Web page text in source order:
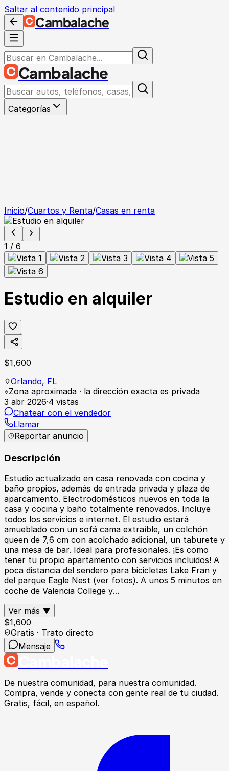
Saltar al contenido principal
Cambalache
Cambalache
Categorías
Inicio/Cuartos y Renta/Casas en renta
1 / 6
Estudio en alquiler
$1,600
Orlando, FL
Zona aproximada · la dirección exacta es privada
3 abr 2026·4 vistas
Chatear con el vendedor
Llamar
Reportar anuncio
Descripción
Estudio actualizado en casa renovada con cocina y
baño propios, además de entrada privada y plaza de
aparcamiento. Electrodomésticos nuevos en toda la
casa y cocina y baño totalmente renovados. Incluye
todos los servicios e internet. El estudio estará
amueblado con un sofá cama extraíble, un colchón
queen de 7,6 cm con acolchado adicional, un taburete y
una mesa de bar. Ideal para profesionales. ¡Es como
tener tu propio apartamento con servicios incluidos! A
poca distancia del sendero para bicicletas Lake Fran y
del parque Eagle Nest (ver fotos). A unos 5 minutos en
coche de Valencia College y…
Ver más ▼
$1,600
Gratis · Trato directo
Mensaje
De nuestra comunidad, para nuestra comunidad.
Compra, vende y conecta con gente real de tu ciudad.
Gratis, fácil, en español.